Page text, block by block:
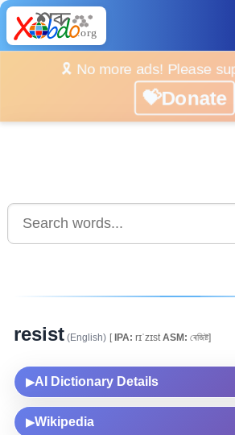
🎗️ No more ads! Please
💝Donate
resist (English) [IPA: rɪˈzɪstASM: ৰেজিষ্ট]
▶AI Dictionary Details
▶Wikipedia